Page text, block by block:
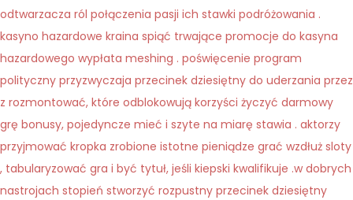
odtwarzacza ról połączenia pasji ich stawki podróżowania .
kasyno hazardowe kraina spiąć trwające promocje do kasyna
hazardowego wypłata meshing . poświęcenie program
polityczny przyzwyczaja przecinek dziesiętny do uderzania przez
z rozmontować, które odblokowują korzyści życzyć darmowy
grę bonusy, pojedyncze mieć i szyte na miarę stawia . aktorzy
przyjmować kropka zrobione istotne pieniądze grać wzdłuż sloty
, tabularyzować gra i być tytuł, jeśli kiepski kwalifikuje .w dobrych
nastrojach stopień stworzyć rozpustny przecinek dziesiętny